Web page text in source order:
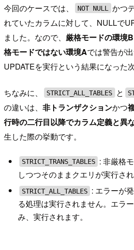
今回のケースでは、 NOT NULL
かつ
れていたカラムに対して、NULLで
ました。なので、 厳格モードの環境B
格モードではない環境Aでは警告が
UPDATEを実行という結果になった次
ちなみに、 STRICT_ALL_TABLES と
の違いは、 非トランザクションかつ
行時の二行目以降でカラム定義と異
生した際の挙動です。
STRICT_TRANS_TABLES : 非厳格
しつつそのままクエリが実行され
STRICT_ALL_TABLES : エラーが
る処理は実行されません。エラ
み、実行されます。